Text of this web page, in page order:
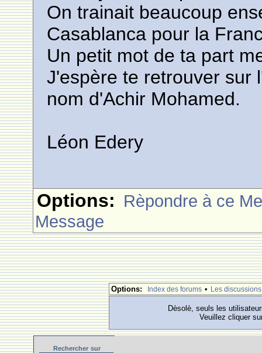
On trainait beaucoup
Casablanca pour la
Un petit mot de ta part
J'espère te retrouver sur
nom d'Achir Mohamed.
Léon Edery
Options: Rèpondre à ce
Message
Options: Index des forums • Les discussions
Dèsolè, seuls les
Veuillez cliquer
Rechercher sur